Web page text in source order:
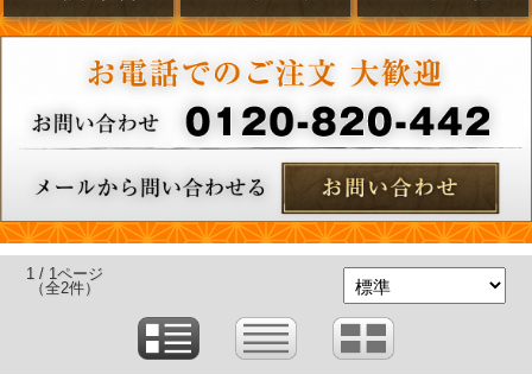
1 / 1ページ
（全2件）